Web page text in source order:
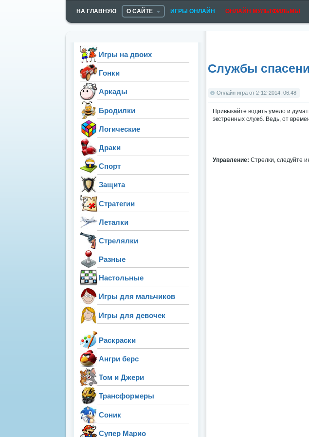
НА ГЛАВНУЮ О САЙТЕ ИГРЫ ОНЛАЙН ОНЛАЙН МУЛЬТФИЛЬМЫ
Службы
Онлайн игра от 2-12-2014, 06:48
Привыкайте водить умело и
экстренных служб. Ведь, от
Управление: Стрелки, следуйте
Игры на двоих
Гонки
Аркады
Бродилки
Логические
Драки
Спорт
Защита
Стратегии
Леталки
Стрелялки
Разные
Настольные
Игры для мальчиков
Игры для девочек
Раскраски
Ангри берс
Том и Джери
Трансформеры
Соник
Супер Марио